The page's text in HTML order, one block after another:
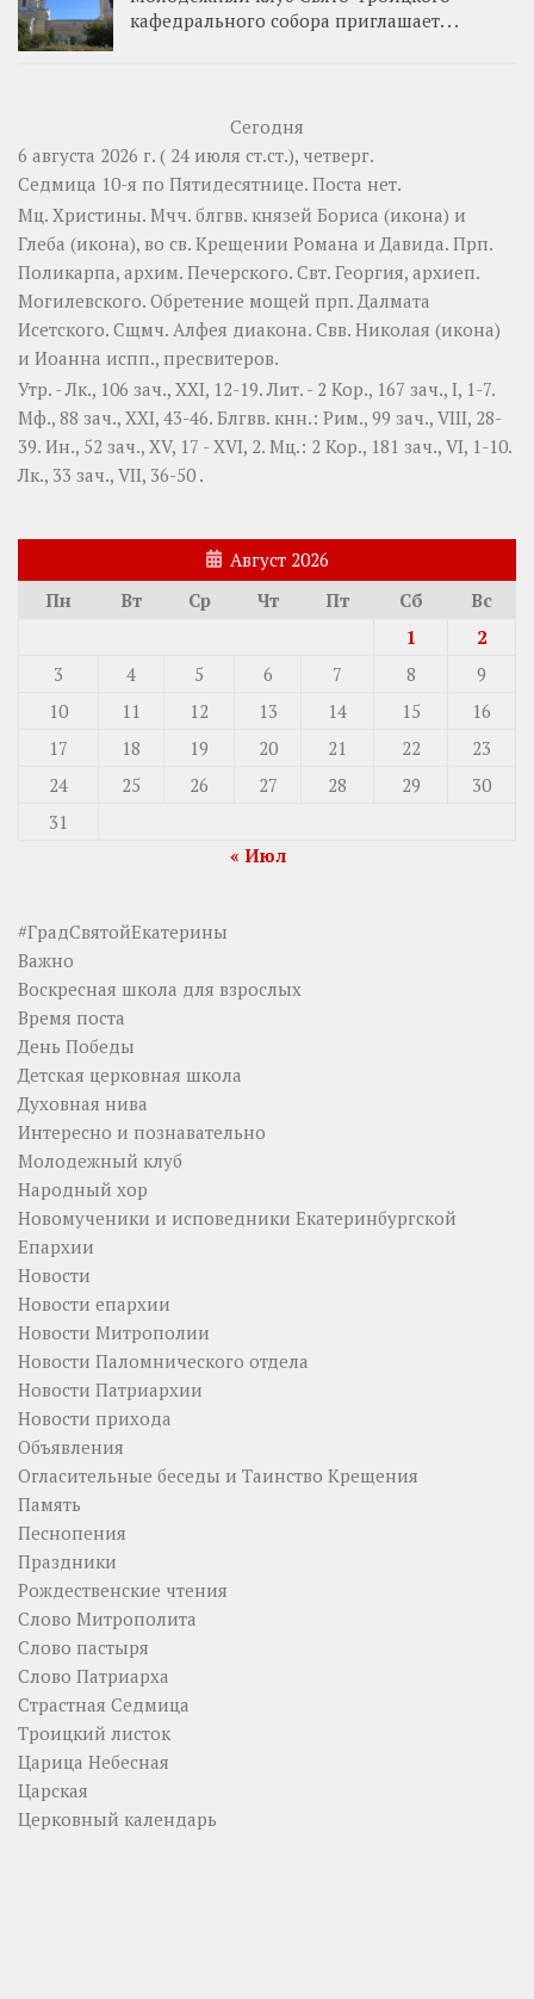
кафедрального собора приглашает. . .
Сегодня
6 августа 2026 г. ( 24 июля ст.ст.), четверг.
Седмица 10-я по Пятидесятнице. Поста нет.
Мц. Христины. Мчч. блгвв. князей Бориса (икона) и
Глеба (икона), во св. Крещении Романа и Давида. Прп.
Поликарпа, архим. Печерского. Свт. Георгия, архиеп.
Могилевского. Обретение мощей прп.Далмата
Исетского. Сщмч. Алфея диакона. Свв. Николая (икона)
и Иоанна испп., пресвитеров.
Утр. -Лк., 106 зач., XXI, 12-19.Лит. - 2 Кор., 167 зач., I, 1-7.
Мф., 88 зач., XXI, 43-46. Блгвв. кнн.: Рим., 99 зач., VIII, 28-
39. Ин., 52 зач., XV, 17 - XVI, 2. Мц.: 2 Кор., 181 зач., VI, 1-10.
Лк., 33 зач., VII, 36-50 .
Август 2026
Пн
Вт Ср Чт Пт Сб
Вс
1
2
3
4 5 6 7 8
9
10
11 12 13 14 15
16
17
18 19 20 21 22
23
24
25 26 27 28 29
30
31
« Июл
#ГрадСвятойЕкатерины
Важно
Воскресная школа для взрослых
Время поста
День Победы
Детская церковная школа
Духовная нива
Интересно и познавательно
Молодежный клуб
Народный хор
Новомученики и исповедники Екатеринбургской
Епархии
Новости
Новости епархии
Новости Митрополии
Новости Паломнического отдела
Новости Патриархии
Новости прихода
Объявления
Огласительные беседы и Таинство Крещения
Память
Песнопения
Праздники
Рождественские чтения
Слово Митрополита
Слово пастыря
Слово Патриарха
Страстная Седмица
Троицкий листок
Царица Небесная
Царская
Церковный календарь